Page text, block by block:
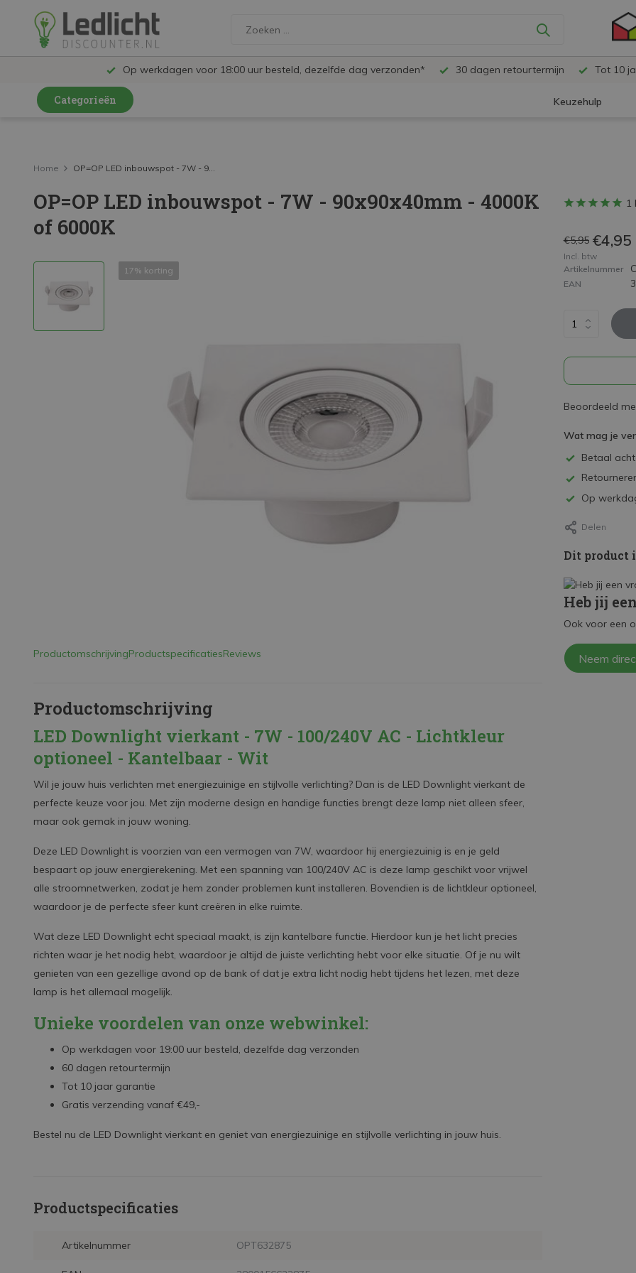
Op werkdagen voor 18:00 uur besteld, dezelfde dag verzonden* 30 dagen retourtermijn Tot 10
Categorieën Keuzehulp
LED Railspots
LED Panelen
LED TL
LED Schijnwerpers
LED High Bay lampen
Home OP=OP LED inbouwspot - 7W - 9...
OP=OP LED inbouwspot - 7W - 90x90x40mm - 4000K
of 6000K
17% korting
ProductomschrijvingProductspecificatiesReviews
Productomschrijving
LED Downlight vierkant - 7W - 100/240V AC - Lichtkleur
optioneel - Kantelbaar - Wit
Wil je jouw huis verlichten met energiezuinige en stijlvolle verlichting? Dan is de LED Downlight vierkant de
perfecte keuze voor jou. Met zijn moderne design en handige functies brengt deze lamp niet alleen sfeer,
maar ook gemak in jouw woning.
Deze LED Downlight is voorzien van een vermogen van 7W, waardoor hij energiezuinig is en je geld
bespaart op jouw energierekening. Met een spanning van 100/240V AC is deze lamp geschikt voor vrijwel
alle stroomnetwerken, zodat je hem zonder problemen kunt installeren. Bovendien is de lichtkleur optioneel,
waardoor je de perfecte sfeer kunt creëren in elke ruimte.
Wat deze LED Downlight echt speciaal maakt, is zijn kantelbare functie. Hierdoor kun je het licht precies
richten waar je het nodig hebt, waardoor je altijd de juiste verlichting hebt voor elke situatie. Of je nu wilt
genieten van een gezellige avond op de bank of dat je extra licht nodig hebt tijdens het lezen, met deze
lamp is het allemaal mogelijk.
Unieke voordelen van onze webwinkel:
Op werkdagen voor 19:00 uur besteld, dezelfde dag verzonden
60 dagen retourtermijn
Tot 10 jaar garantie
Gratis verzending vanaf €49,-
Bestel nu de LED Downlight vierkant en geniet van energiezuinige en stijlvolle verlichting in jouw huis.
Productspecificaties
Artikelnummer OPT632875
1
€5,95 €4,95
Incl. btw
Artikelnummer
EAN
Beoordeeld
Wat mag je
Betaal
Op
Delen
Dit product
Heb jij
Ook voor een
Neem